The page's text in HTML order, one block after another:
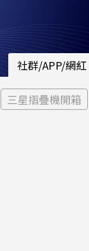
社群/APP/網紅
三星摺疊機開箱